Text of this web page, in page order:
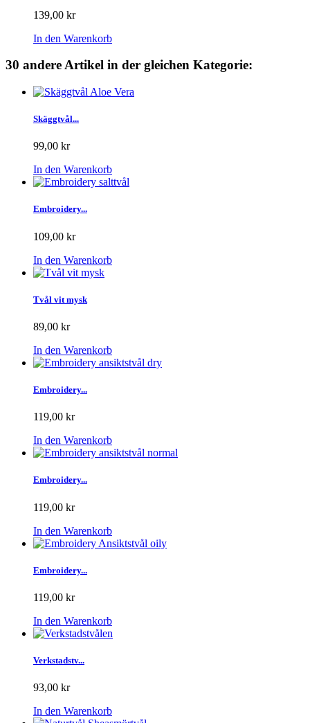
139,00 kr
In den Warenkorb
30 andere Artikel in der gleichen Kategorie:
Skäggtvål...
99,00 kr
In den Warenkorb
Embroidery...
109,00 kr
In den Warenkorb
Tvål vit mysk
89,00 kr
In den Warenkorb
Embroidery...
119,00 kr
In den Warenkorb
Embroidery...
119,00 kr
In den Warenkorb
Embroidery...
119,00 kr
In den Warenkorb
Verkstadstv...
93,00 kr
In den Warenkorb